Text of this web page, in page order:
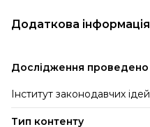
Додаткова інформація
Дослідження проведено
Інститут законодавчих ідей
Тип контенту